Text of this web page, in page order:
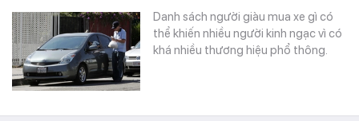
Danh sách người giàu mua xe gì có
thể khiến nhiều người kinh ngạc vì có
khá nhiều thương hiệu phổ thông.